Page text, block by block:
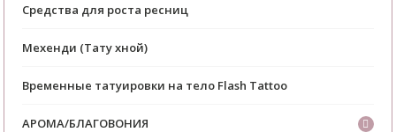
Средства для роста ресниц
Мехенди (Тату хной)
Временные татуировки на тело Flash Tattoo
АРОМА/БЛАГОВОНИЯ